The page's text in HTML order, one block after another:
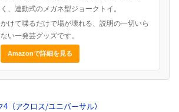
く、連動式のメガネ型ジョークトイ。
かけて喋るだけで場が壊れる、説明の一切いら
ない一発芸グッズです。
Amazonで詳細を見る